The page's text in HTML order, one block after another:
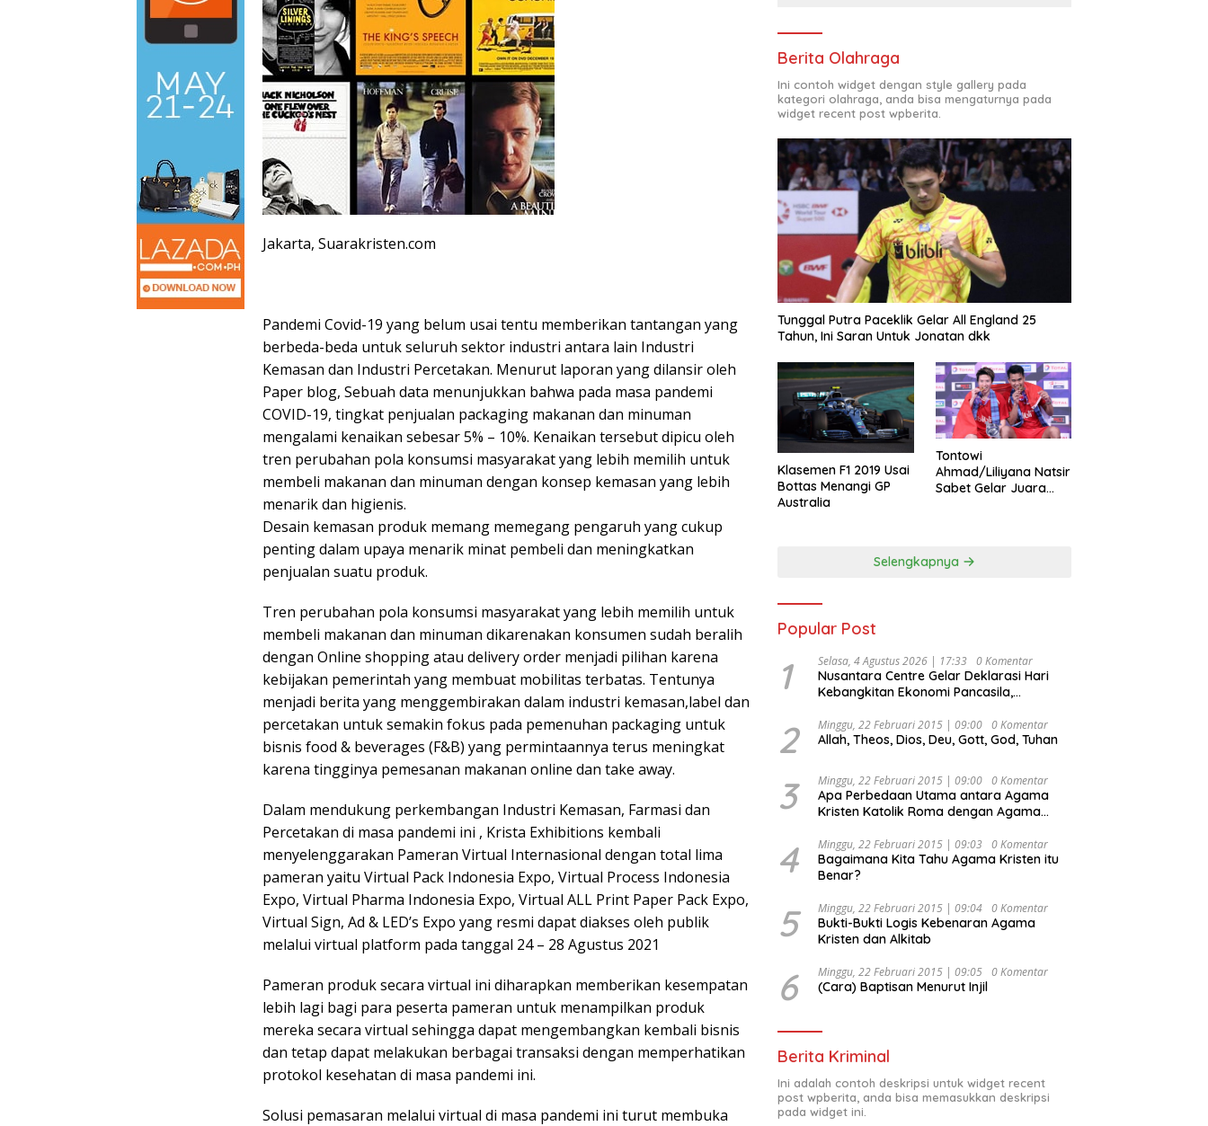
Jakarta, Suarakristen.com
Pandemi Covid-19 yang belum usai tentu memberikan tantangan yang
berbeda-beda untuk seluruh sektor industri antara lain Industri
Kemasan dan Industri Percetakan. Menurut laporan yang dilansir oleh
Paper blog, Sebuah data menunjukkan bahwa pada masa pandemi
COVID-19, tingkat penjualan packaging makanan dan minuman
mengalami kenaikan sebesar 5% – 10%. Kenaikan tersebut dipicu oleh
tren perubahan pola konsumsi masyarakat yang lebih memilih untuk
membeli makanan dan minuman dengan konsep kemasan yang lebih
menarik dan higienis.
Desain kemasan produk memang memegang pengaruh yang cukup
penting dalam upaya menarik minat pembeli dan meningkatkan
penjualan suatu produk.
Tren perubahan pola konsumsi masyarakat yang lebih memilih untuk
membeli makanan dan minuman dikarenakan konsumen sudah beralih
dengan Online shopping atau delivery order menjadi pilihan karena
kebijakan pemerintah yang membuat mobilitas terbatas. Tentunya
menjadi berita yang menggembirakan dalam industri kemasan,label dan
percetakan untuk semakin fokus pada pemenuhan packaging untuk
bisnis food & beverages (F&B) yang permintaannya terus meningkat
karena tingginya pemesanan makanan online dan take away.
Dalam mendukung perkembangan Industri Kemasan, Farmasi dan
Percetakan di masa pandemi ini , Krista Exhibitions kembali
menyelenggarakan Pameran Virtual Internasional dengan total lima
pameran yaitu Virtual Pack Indonesia Expo, Virtual Process Indonesia
Expo, Virtual Pharma Indonesia Expo, Virtual ALL Print Paper Pack Expo,
Virtual Sign, Ad & LED’s Expo yang resmi dapat diakses oleh publik
melalui virtual platform pada tanggal 24 – 28 Agustus 2021
Pameran produk secara virtual ini diharapkan memberikan kesempatan
lebih lagi bagi para peserta pameran untuk menampilkan produk
mereka secara virtual sehingga dapat mengembangkan kembali bisnis
dan tetap dapat melakukan berbagai transaksi dengan memperhatikan
protokol kesehatan di masa pandemi ini.
Solusi pemasaran melalui virtual di masa pandemi ini turut membuka
Berita Olahraga
Ini contoh widget dengan style gallery pada
kategori olahraga, anda bisa mengaturnya pada
widget recent post wpberita.
Tunggal Putra Paceklik Gelar All England 25
Tahun, Ini Saran Untuk Jonatan dkk
Klasemen F1 2019 Usai
Bottas Menangi GP
Australia
Tontowi
Ahmad/Liliyana Natsir
Sabet Gelar Juara
Selengkapnya
Popular Post
1 Selasa, 4 Agustus 2026 | 17:33 0 Komentar
Nusantara Centre Gelar Deklarasi Hari
Kebangkitan Ekonomi Pancasila,
Djojohadikusumo Anti Penjajahan
(Pergolakan Ekonomi Politik Indonesia) &
Undang Perekonomian Nasional dan
Kesejahteraan Sosial dalam Menata
Bangsa Menuju Indonesia Emas 2045”,
2 Minggu, 22 Februari 2015 | 09:00 0 Komentar
Allah, Theos, Dios, Deu, Gott, God, Tuhan
3 Minggu, 22 Februari 2015 | 09:00 0 Komentar
Apa Perbedaan Utama antara Agama
Kristen Katolik Roma dengan Agama
4 Minggu, 22 Februari 2015 | 09:03 0 Komentar
Bagaimana Kita Tahu Agama Kristen itu
Benar?
5 Minggu, 22 Februari 2015 | 09:04 0 Komentar
Bukti-Bukti Logis Kebenaran Agama
Kristen dan Alkitab
6 Minggu, 22 Februari 2015 | 09:05 0 Komentar
(Cara) Baptisan Menurut Injil
Berita Kriminal
Ini adalah contoh deskripsi untuk widget recent
post wpberita, anda bisa memasukkan deskripsi
pada widget ini.